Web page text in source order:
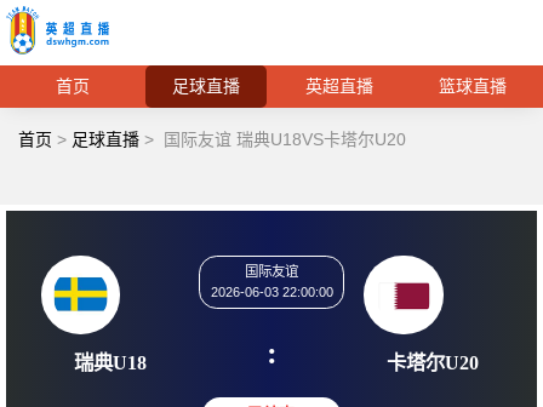
首页 足球直播 英超直播 篮球直播
首页 > 足球直播 > 国际友谊 瑞典U18VS卡塔尔U20
2026-06-03 22:00:00